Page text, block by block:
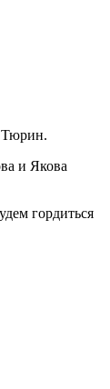
Тюрин.
и Якова
гордиться